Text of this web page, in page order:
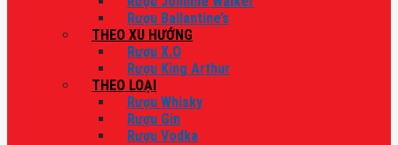
Rượu Ballantine’s
THEO XU HƯỚNG
Rượu X.O
Rượu King Arthur
THEO LOẠI
Rượu Whisky
Rượu Gin
Rượu Vodka